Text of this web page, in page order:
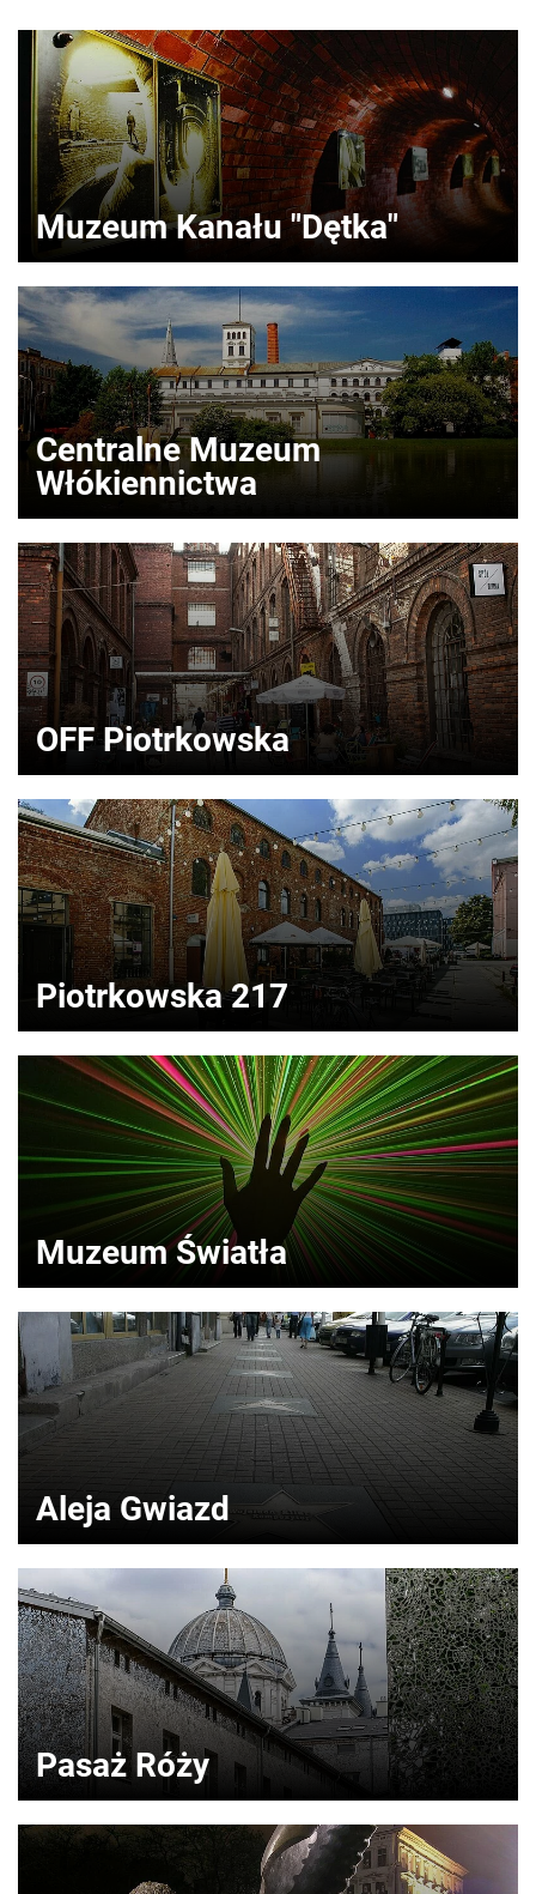
Muzeum Kanału "Dętka"
Centralne Muzeum
Włókiennictwa
OFF Piotrkowska
Piotrkowska 217
Muzeum Światła
Aleja Gwiazd
Pasaż Róży